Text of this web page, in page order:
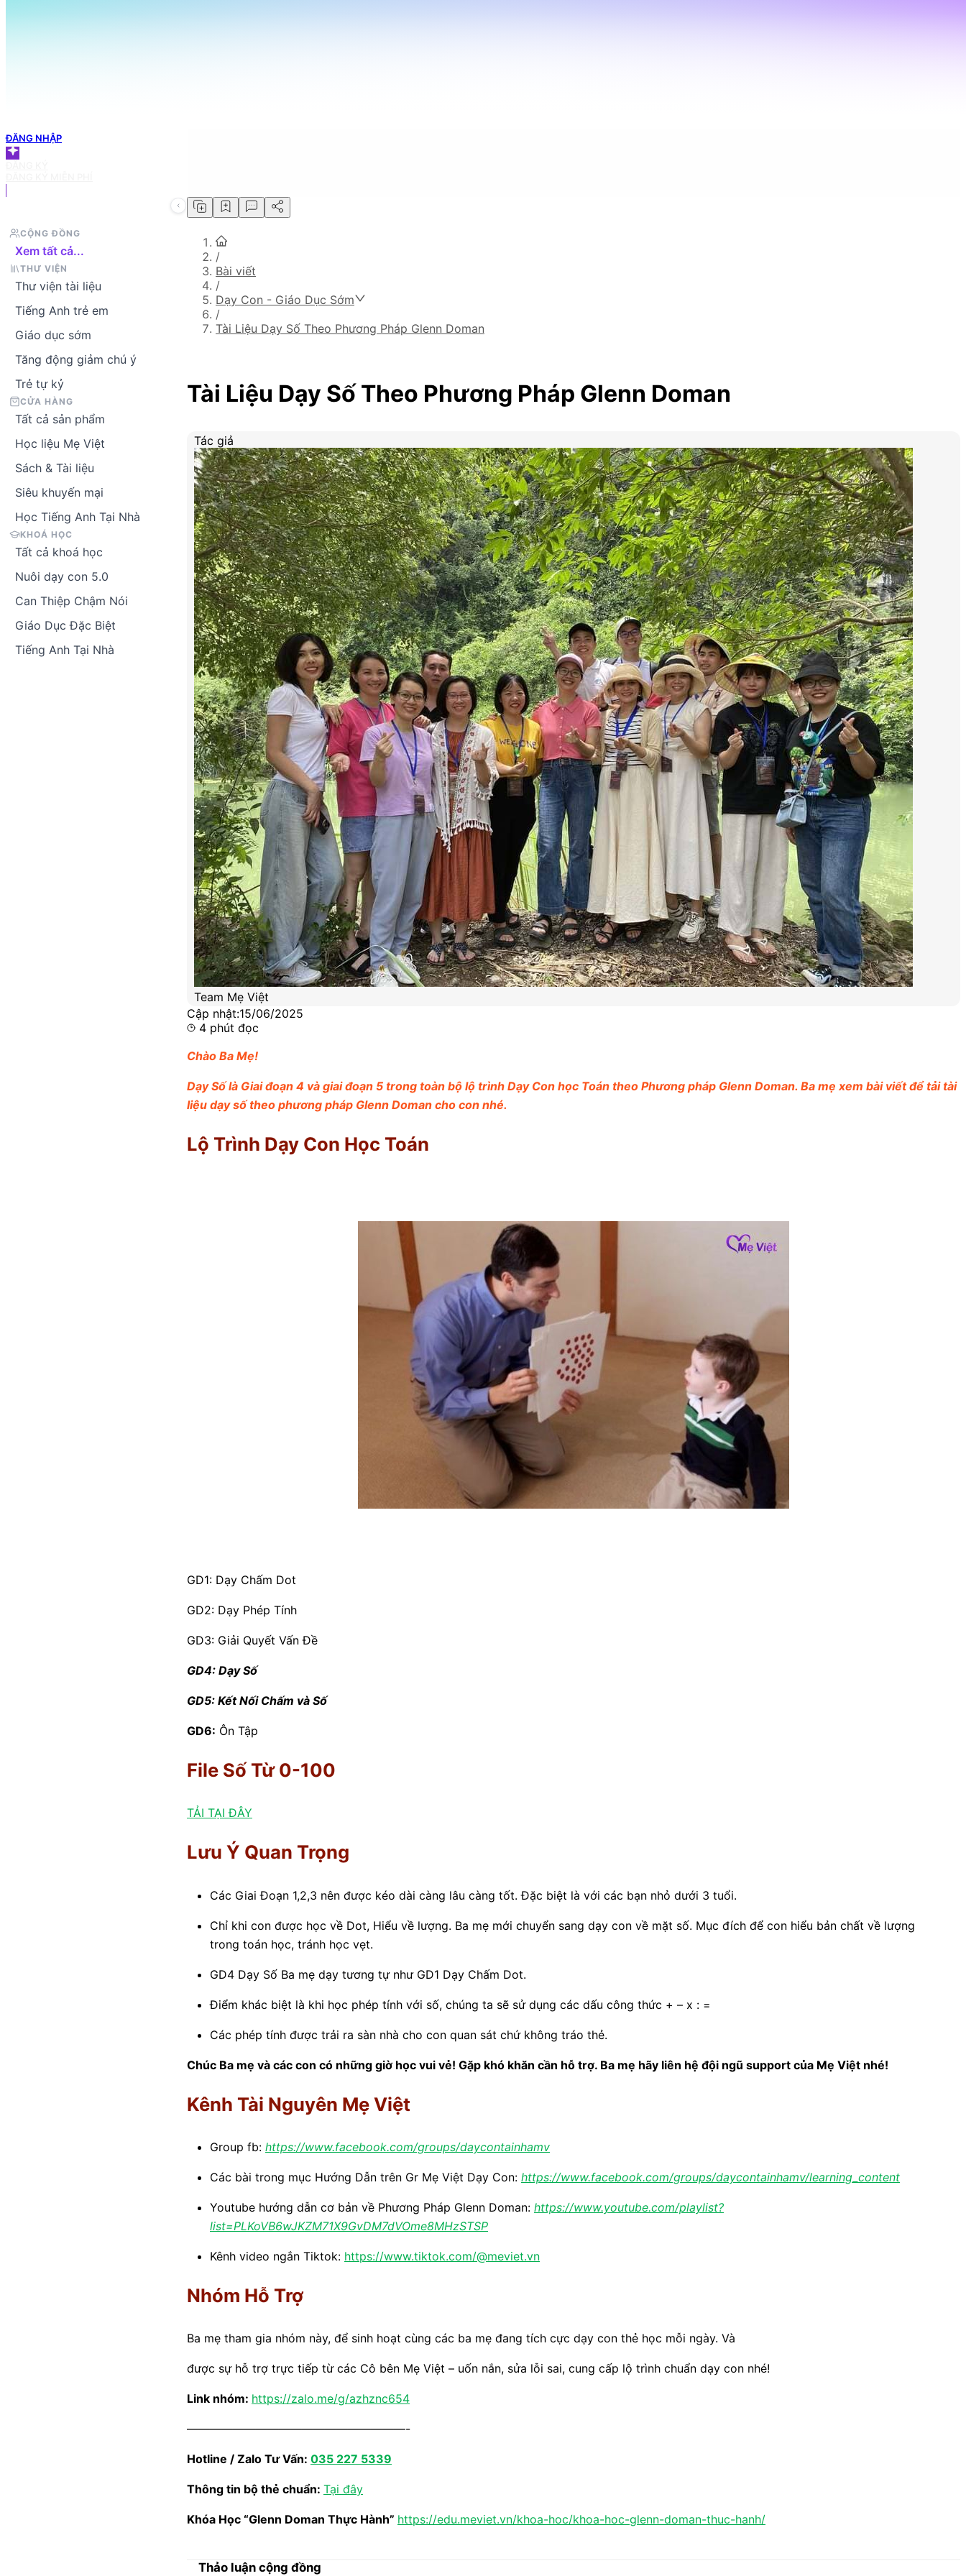
ĐĂNG NHẬP
CỘNG ĐỒNG
Xem tất cả...
THƯ VIỆN
Thư viện tài liệu
Tiếng Anh trẻ em
Giáo dục sớm
Tăng động giảm chú ý
Trẻ tự kỷ
CỬA HÀNG
Tất cả sản phẩm
Học liệu Mẹ Việt
Sách & Tài liệu
Siêu khuyến mại
Học Tiếng Anh Tại Nhà
KHOÁ HỌC
Tất cả khoá học
Nuôi dạy con 5.0
Can Thiệp Chậm Nói
Giáo Dục Đặc Biệt
Tiếng Anh Tại Nhà
/
Bài viết
/
Dạy Con - Giáo Dục Sớm
/
Tài Liệu Dạy Số Theo Phương Pháp Glenn Doman
Tài Liệu Dạy Số Theo Phương Pháp Glenn Doman
Tác giả
Team Mẹ Việt
Cập nhật:15/06/2025
4 phút đọc
Chào Ba Mẹ!
Dạy Số là Giai đoạn 4 và giai đoạn 5 trong toàn bộ lộ trình Dạy Con học Toán theo Phương pháp Glenn Doman. Ba mẹ xem bài viết để tải tài
liệu dạy số theo phương pháp Glenn Doman cho con nhé.
Lộ Trình Dạy Con Học Toán
GD1: Dạy Chấm Dot
GD2: Dạy Phép Tính
GD3: Giải Quyết Vấn Đề
GD4: Dạy Số
GD5: Kết Nối Chấm và Số
GD6: Ôn Tập
File Số Từ 0-100
TẢI TẠI ĐÂY
Lưu Ý Quan Trọng
Các Giai Đoạn 1,2,3 nên được kéo dài càng lâu càng tốt. Đặc biệt là với các bạn nhỏ dưới 3 tuổi.
Chỉ khi con được học về Dot, Hiểu về lượng. Ba mẹ mới chuyển sang dạy con về mặt số. Mục đích để con hiểu bản chất về lượng
trong toán học, tránh học vẹt.
GD4 Dạy Số Ba mẹ dạy tương tự như GD1 Dạy Chấm Dot.
Điểm khác biệt là khi học phép tính với số, chúng ta sẽ sử dụng các dấu công thức + – x : =
Các phép tính được trải ra sàn nhà cho con quan sát chứ không tráo thẻ.
Chúc Ba mẹ và các con có những giờ học vui vẻ! Gặp khó khăn cần hỗ trợ. Ba mẹ hãy liên hệ đội ngũ support của Mẹ Việt nhé!
Kênh Tài Nguyên Mẹ Việt
Group fb: https://www.facebook.com/groups/daycontainhamv
Các bài trong mục Hướng Dẫn trên Gr Mẹ Việt Dạy Con: https://www.facebook.com/groups/daycontainhamv/learning_content
Youtube hướng dẫn cơ bản về Phương Pháp Glenn Doman: https://www.youtube.com/playlist?
list=PLKoVB6wJKZM71X9GvDM7dVOme8MHzSTSP
Kênh video ngắn Tiktok: https://www.tiktok.com/@meviet.vn
Nhóm Hỗ Trợ
Ba mẹ tham gia nhóm này, để sinh hoạt cùng các ba mẹ đang tích cực dạy con thẻ học mỗi ngày. Và
được sự hỗ trợ trực tiếp từ các Cô bên Mẹ Việt – uốn nắn, sửa lỗi sai, cung cấp lộ trình chuẩn dạy con nhé!
Link nhóm: https://zalo.me/g/azhznc654
———————————————————-
Hotline / Zalo Tư Vấn: 035 227 5339
Thông tin bộ thẻ chuẩn: Tại đây
Khóa Học “Glenn Doman Thực Hành” https://edu.meviet.vn/khoa-hoc/khoa-hoc-glenn-doman-thuc-hanh/
Thảo luận cộng đồng